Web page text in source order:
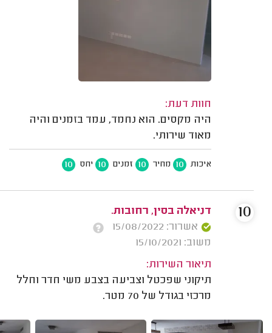
חוות דעת:
היה מקסים. הוא נחמד, עמד בזמנים והיה
מאוד שירותי.
איכות 10 מחיר 10 זמנים 10 יחס 10
דניאלה בסין, רחובות.
אשרור: 15/08/2022
משוב: 15/10/2021
תיאור השירות:
תיקוני שפכטל וצביעה בצבע משי חדר וחלל
מרכזי בגודל של 70 מטר.
10